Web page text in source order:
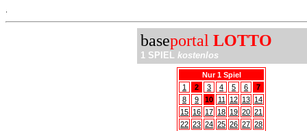
baseportal LOTTO
1 SPIEL kostenlos
Nur 1 Spiel
1
2 3 4 5 6
7
8
9 10 11 12 13 14
15 16 17 18 19 20 21
22 23 24 25 26 27 28